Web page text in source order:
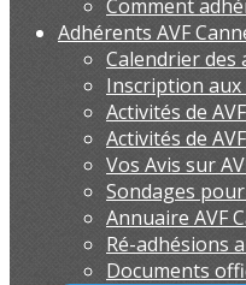
Comment
Adhérents AVF
Calendrier des
Inscription aux
Activités de
Activités de
Vos Avis sur
Sondages pour
Annuaire AVF
Ré-adhésions
Documents